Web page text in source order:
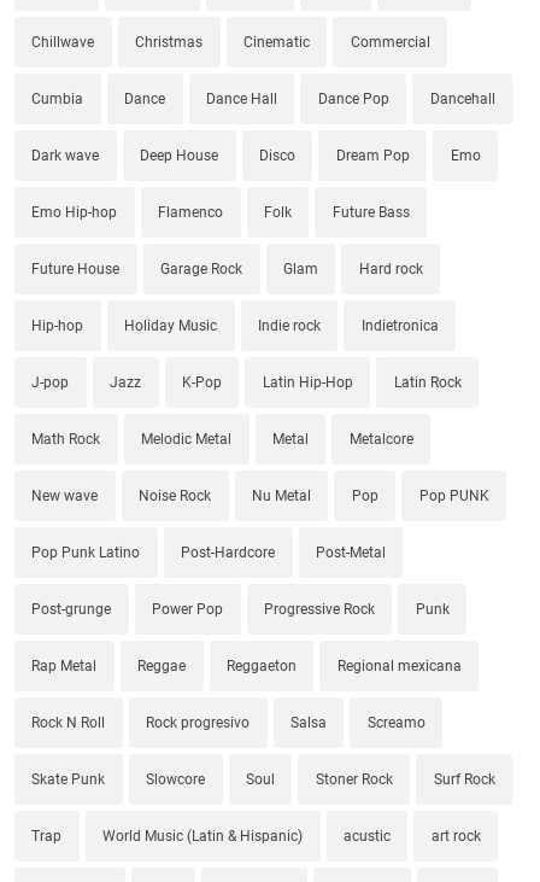
Chillwave Christmas Cinematic Commercial
Cumbia Dance Dance Hall Dance Pop Dancehall
Dark wave Deep House Disco Dream Pop Emo
Emo Hip-hop Flamenco Folk Future Bass
Future House Garage Rock Glam Hard rock
Hip-hop Holiday Music Indie rock Indietronica
J-pop Jazz K-Pop Latin Hip-Hop Latin Rock
Math Rock Melodic Metal Metal Metalcore
New wave Noise Rock Nu Metal Pop Pop PUNK
Pop Punk Latino Post-Hardcore Post-Metal
Post-grunge Power Pop Progressive Rock Punk
Rap Metal Reggae Reggaeton Regional mexicana
Rock N Roll Rock progresivo Salsa Screamo
Skate Punk Slowcore Soul Stoner Rock Surf Rock
Trap World Music (Latin & Hispanic) acustic art rock